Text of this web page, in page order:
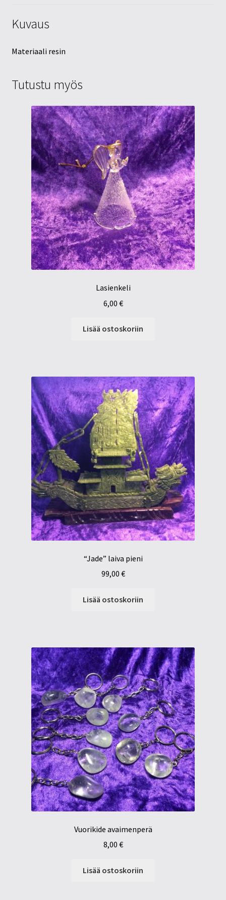
Kuvaus
Materiaali resin
Tutustu myös
Lasienkeli
6,00 €
Lisää ostoskoriin
“Jade” laiva pieni
99,00 €
Lisää ostoskoriin
Vuorikide avaimenperä
8,00 €
Lisää ostoskoriin